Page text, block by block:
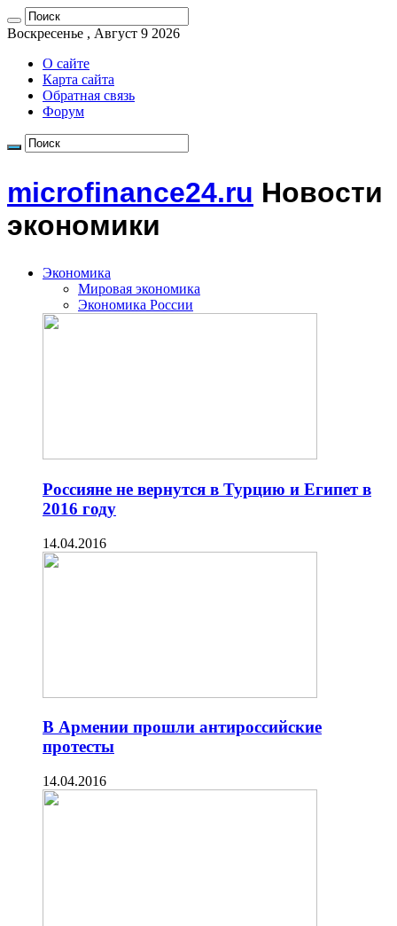
Воскресенье , Август 9 2026
О сайте
Карта сайта
Обратная связь
Форум
microfinance24.ru Новости
экономики
Экономика
Мировая экономика
Экономика России
Россияне не вернутся в Турцию и Египет в
2016 году
14.04.2016
В Армении прошли антироссийские
протесты
14.04.2016